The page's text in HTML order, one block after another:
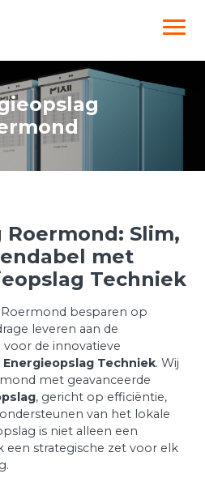
Slim,
met
Techniek
besparen op
leveren aan de
voor de innovatieve
Techniek. Wij
met geavanceerde
, gericht op efficiëntie,
van het lokale
is niet alleen een
een strategische zet voor elk